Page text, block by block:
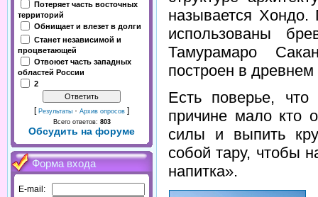
Потеряет часть восточных
территорий
Обнищает и влезет в долги
Станет независимой и
процветающей
Отвоюет часть западных
областей России
2
[ Результаты · Архив опросов ]
Всего ответов: 803
Обсудить на форуме
Форма входа
E-mail:
называется Хондо.
использованы
Тамурамаро
построен в древнем
Есть поверье,
причине мало кто
силы и выпить
собой тару, чтобы
напитка».